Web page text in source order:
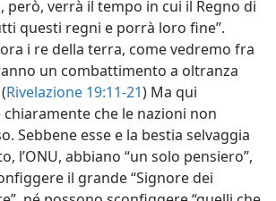
però, verrà il tempo in cui il Regno di
questi regni e porrà loro fine”.
i re della terra, come vedremo fra
un combattimento a oltranza
Rivelazione 19:11-21) Ma qui
che le nazioni non
Sebbene esse e la bestia selvaggia
l’ONU, abbiano “un solo pensiero”,
il grande “Signore dei